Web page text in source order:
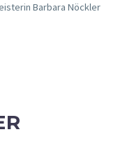
Barbara Nöckler
F